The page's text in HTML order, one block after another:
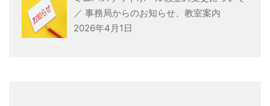
／事務局からのお知らせ 、教室案内
2026年4月1日